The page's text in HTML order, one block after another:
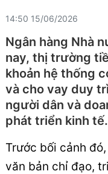
14:50 15/06/2026
Ngân hàng Nhà
nay, thị trường
khoản hệ thống
và cho vay duy
người dân và
phát triển kinh tế.
Trước bối cảnh
văn bản chỉ đạo,